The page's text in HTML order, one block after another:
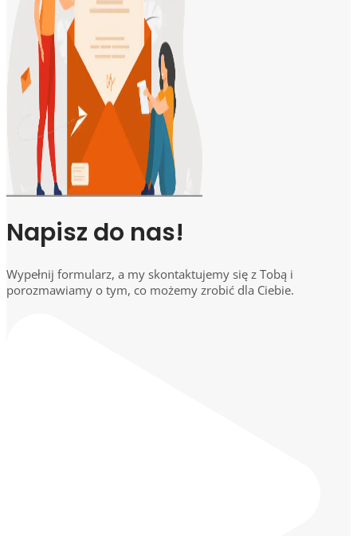
Napisz do nas!
Wypełnij formularz, a my skontaktujemy się z Tobą i
porozmawiamy o tym, co możemy zrobić dla Ciebie.